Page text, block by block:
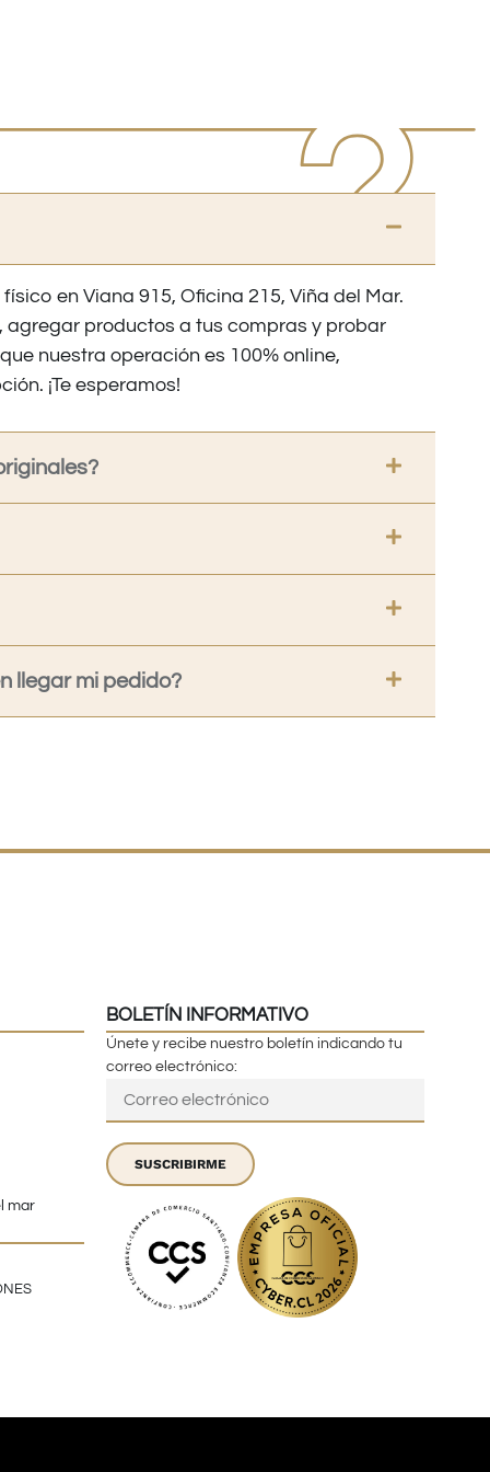
en Viana 915, Oficina 215, Viña del Mar.
agregar productos a tus compras y probar
nuestra operación es 100% online,
¡Te esperamos!
llegar mi pedido?
mar
BOLETÍN INFORMATIVO
Únete y recibe nuestro boletín indicando tu
correo electrónico:
SUSCRIBIRME